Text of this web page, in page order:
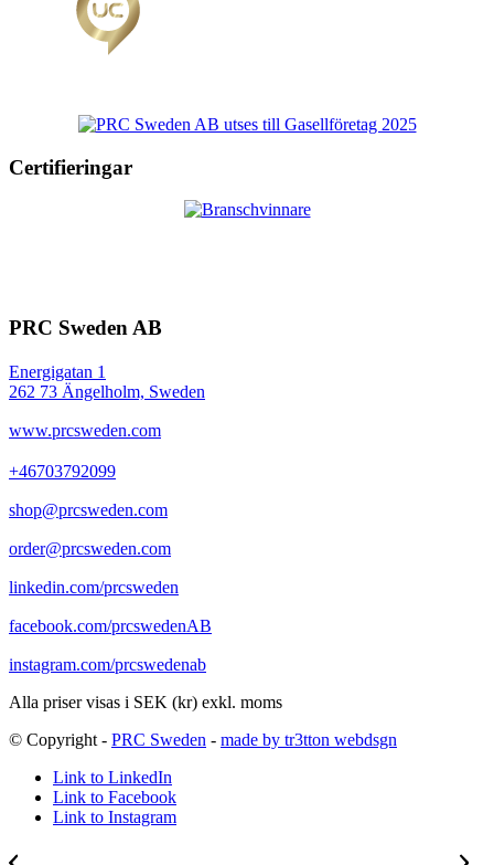
Certifieringar
PRC Sweden AB
Energigatan 1
262 73 Ängelholm, Sweden
www.prcsweden.com
+46703792099
shop@prcsweden.com
order@prcsweden.com
linkedin.com/prcsweden
facebook.com/prcswedenAB
instagram.com/prcswedenab
Alla priser visas i SEK (kr) exkl. moms
© Copyright - PRC Sweden - made by tr3tton webdsgn
Link to LinkedIn
Link to Facebook
Link to Instagram